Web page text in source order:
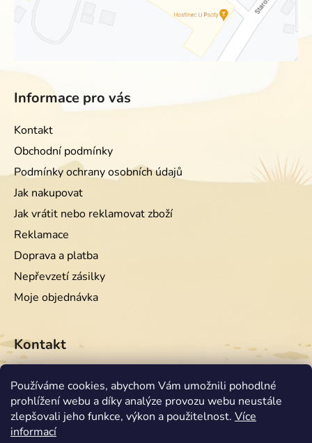
Používáme cookies, abychom Vám umožnili pohodlné
prohlížení webu a díky analýze provozu webu neustále
zlepšovali jeho funkce, výkon a použitelnost. Více
informací
Informace pro vás
Kontakt
Obchodní podmínky
Podmínky ochrany osobních údajů
Jak nakupovat
Jak vrátit nebo reklamovat zboží
Reklamace
Doprava a platba
Nepřevzetí zásilky
Moje objednávka
Kontakt
info @equiwest.cz
+420724001554